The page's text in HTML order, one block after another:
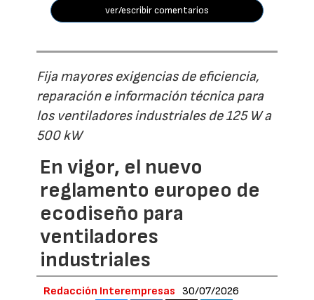
ver/escribir comentarios
Fija mayores exigencias de eficiencia,
reparación e información técnica para
los ventiladores industriales de 125 W a
500 kW
En vigor, el nuevo
reglamento europeo de
ecodiseño para
ventiladores
industriales
Redacción Interempresas 30/07/2026